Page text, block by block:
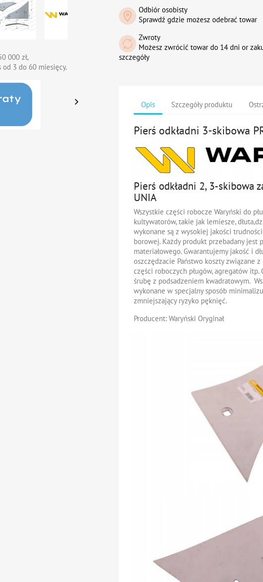
000 zł,
od 3 do 60 miesięcy.

Odbiór osobisty
Sprawdź gdzie możesz odebrać towar
Zwroty
Możesz zwrócić towar do 14 dni or
szczegóły
Opis Szczegóły produktu
Pierś odkładni 3-skibowa
Pierś odkładni 2, 3-skibowa
UNIA
Wszystkie części robocze Waryński do
kultywatorów, takie jak lemiesze,
wykonane są z wysokiej jakości
borowej. Każdy produkt przebadany jest
materiałowego. Gwarantujemy jakość i
oszczędzacie Państwo koszty związane
części roboczych pługów, agregatów
śrubę z podsadzeniem kwadratowym.
wykonane w specjalny sposób
zmniejszający ryzyko pęknięć.
Producent: Waryński Oryginał